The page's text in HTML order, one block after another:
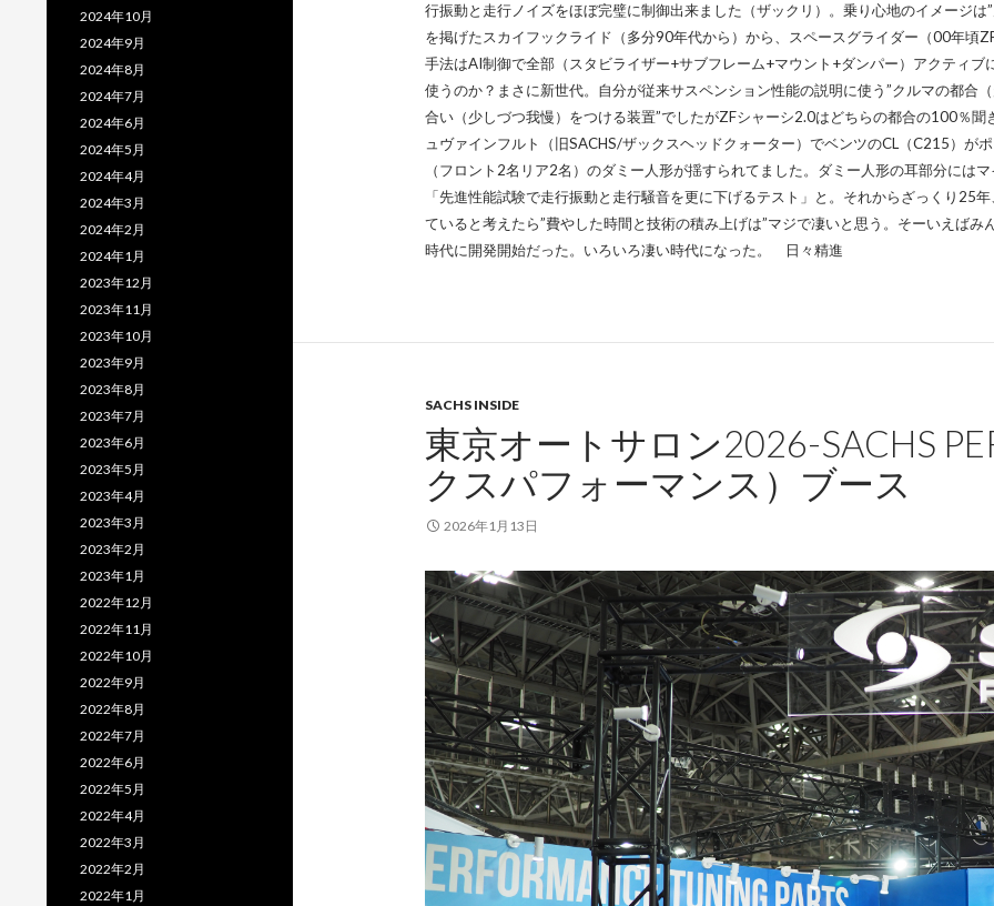
行振動と走行ノイズをほぼ完璧に制御出来ました（ザックリ）。乗り心地のイメージ
を掲げたスカイフックライド（多分90年代から）から、スペースグライダー（00年頃
手法はAI制御で全部（スタビライザー+サブフレーム+マウント+ダンパー）アクティ
使うのか？まさに新世代。自分が従来サスペンション性能の説明に使う”クルマの都合
合い（少しづつ我慢）をつける装置”でしたがZFシャーシ2.0はどちらの都合の100％
ュヴァインフルト（旧SACHS/ザックスヘッドクォーター）でベンツのCL（C215）が
（フロント2名リア2名）のダミー人形が揺すられてました。ダミー人形の耳部分には
「先進性能試験で走行振動と走行騒音を更に下げるテスト」と。それからざっくり25
ていると考えたら”費やした時間と技術の積み上げは”マジで凄いと思う。そーいえば
時代に開発開始だった。いろいろ凄い時代になった。 日々精進
SACHS INSIDE
東京オートサロン2026-SACHS
クスパフォーマンス）ブース
2026年1月13日
2024年10月
2024年9月
2024年8月
2024年7月
2024年6月
2024年5月
2024年4月
2024年3月
2024年2月
2024年1月
2023年12月
2023年11月
2023年10月
2023年9月
2023年8月
2023年7月
2023年6月
2023年5月
2023年4月
2023年3月
2023年2月
2023年1月
2022年12月
2022年11月
2022年10月
2022年9月
2022年8月
2022年7月
2022年6月
2022年5月
2022年4月
2022年3月
2022年2月
2022年1月